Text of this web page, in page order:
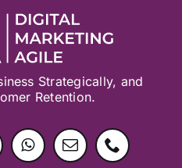
Strategically, and
Retention.